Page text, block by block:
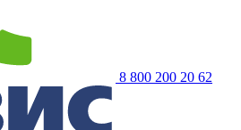
8 800 200 20 62